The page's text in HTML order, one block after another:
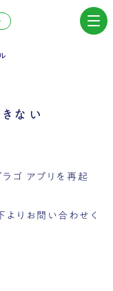
ない
ゴ アプリを再起
りお問い合わせく